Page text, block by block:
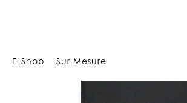
E-Shop Sur Mesure